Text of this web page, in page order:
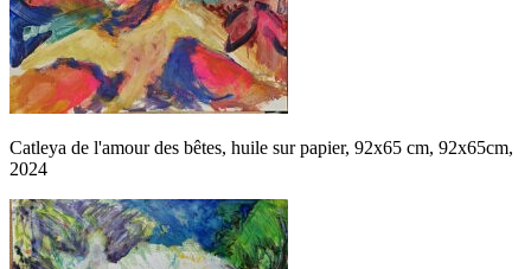
Catleya de l'amour des bêtes, huile sur papier, 92x65 cm, 92x65cm,
2024